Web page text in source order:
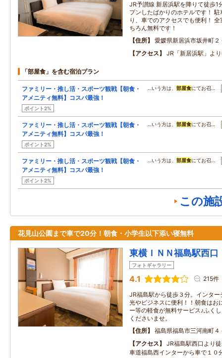
JR予讃線 新居浜駅を降りて徒歩
プンしたばかりのホテルです！
り、車でのアクセスでも便利！
ちろん無料です！
住所
愛媛県新居浜市坂井町２
アクセス
JR「新居浜駅」よ
「部屋食」を含む宿泊プラン
ファミリー・推し活・スポーツ観戦【朝食・
アメニティ無料】コスパ最強！
ポイント2%
…いう方は、 部屋食にてお召…
ファミリー・推し活・スポーツ観戦【朝食・
アメニティ無料】コスパ最強！
ポイント2%
…いう方は、 部屋食にてお召…
ファミリー・推し活・スポーツ観戦【朝食・
アメニティ無料】コスパ最強！
ポイント2%
…いう方は、 部屋食にてお召…
この施
花見山公園まで車で20分！朝食・小学生以下添い寝無料
東横ＩＮＮ福島駅西口
フォトギャラリー
4.1 215件
JR福島駅から徒歩３分。インタ
光やビジネスに便利！！朝食はお
ー等の軽食が無料サービス♪ふく
くださいませ。
住所
福島県福島市三河南町４
アクセス
JR福島駅西口より
車道福島西インターから車で１０